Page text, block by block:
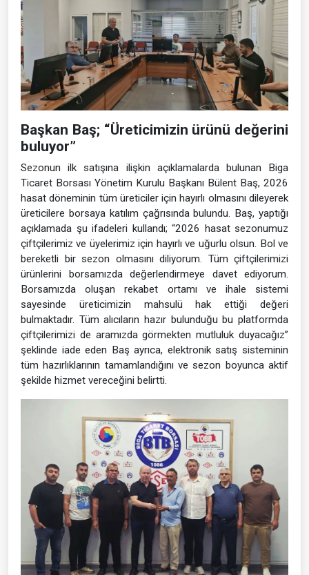
Başkan Baş; “Üreticimizin ürünü değerini
buluyor”
Sezonun ilk satışına ilişkin açıklamalarda bulunan Biga
Ticaret Borsası Yönetim Kurulu Başkanı Bülent Baş, 2026
hasat döneminin tüm üreticiler için hayırlı olmasını dileyerek
üreticilere borsaya katılım çağrısında bulundu. Baş, yaptığı
açıklamada şu ifadeleri kullandı; “2026 hasat sezonumuz
çiftçilerimiz ve üyelerimiz için hayırlı ve uğurlu olsun. Bol ve
bereketli bir sezon olmasını diliyorum. Tüm çiftçilerimizi
ürünlerini borsamızda değerlendirmeye davet ediyorum.
Borsamızda oluşan rekabet ortamı ve ihale sistemi
sayesinde üreticimizin mahsulü hak ettiği değeri
bulmaktadır. Tüm alıcıların hazır bulunduğu bu platformda
çiftçilerimizi de aramızda görmekten mutluluk duyacağız”
şeklinde iade eden Baş ayrıca, elektronik satış sisteminin
tüm hazırlıklarının tamamlandığını ve sezon boyunca aktif
şekilde hizmet vereceğini belirtti.